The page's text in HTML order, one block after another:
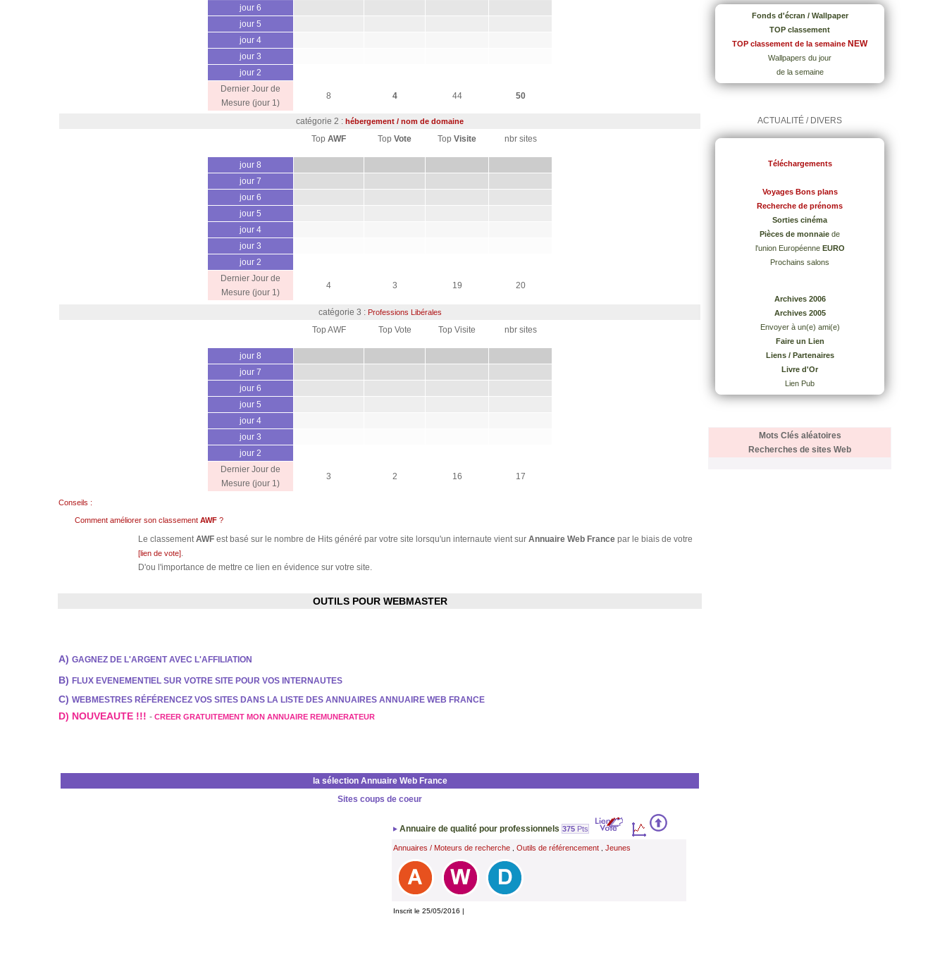
jour 6
jour 5
jour 4
jour 3
jour 2
Dernier Jour de
Mesure (jour 1)
8 4 44 50
catégorie 2 : hébergement / nom de domaine
Top AWF Top Vote Top Visite nbr sites
jour 8
jour 7
jour 6
jour 5
jour 4
jour 3
jour 2
Dernier Jour de
Mesure (jour 1)
4 3 19 20
catégorie 3 : Professions Libérales
Top AWF Top Vote Top Visite nbr sites
jour 8
jour 7
jour 6
jour 5
jour 4
jour 3
jour 2
Dernier Jour de
Mesure (jour 1)
3 2 16 17
Conseils :
Comment améliorer son classement AWF ?
Le classementAWF est basé sur le nombre de Hits généré par votre site lorsqu'un internaute vient sur Annuaire Web France par le biais de votre
[lien de vote].
D'ou l'importance de mettre ce lien en évidence sur votre site.
OUTILS POUR WEBMASTER
A) GAGNEZ DE L'ARGENT AVEC L'AFFILIATION
B) FLUX EVENEMENTIEL SUR VOTRE SITE POUR VOS INTERNAUTES
C) WEBMESTRES RÉFÉRENCEZ VOS SITES DANS LA LISTE DES ANNUAIRES ANNUAIRE WEB FRANCE
D) NOUVEAUTE !!! - CREER GRATUITEMENT MON ANNUAIRE REMUNERATEUR
la sélection Annuaire Web France
Sites coups de coeur
Annuaire de qualité pour professionnels 375Pts
Annuaires / Moteurs de recherche, Outils de référencement, Jeunes
Inscrit le 25/05/2016 |
Fonds d'écran / Wallpaper
TOP classement
TOP classement de la semaine NEW
Wallpapers du jour
de la semaine
ACTUALITÉ / DIVERS
Téléchargements
Voyages Bons plans
Recherche de prénoms
Sorties cinéma
Pièces de monnaie de
l'union Européenne EURO
Prochains salons
Archives 2006
Archives 2005
Envoyer à un(e) ami(e)
Faire un Lien
Liens / Partenaires
Livre d'Or
Lien Pub
Mots Clés aléatoires
Recherches de sites Web